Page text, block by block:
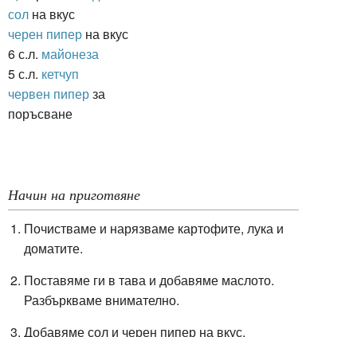
сол на вкус
черен пипер на вкус
6 с.л. майонеза
5 с.л. кетчуп
червен пиперза
поръсване
Начин на приготвяне
Почистваме и нарязваме картофите, лука и
доматите.
Поставяме ги в тава и добавяме маслото.
Разбъркваме внимателно.
Добавяме сол и черен пипер на вкус.